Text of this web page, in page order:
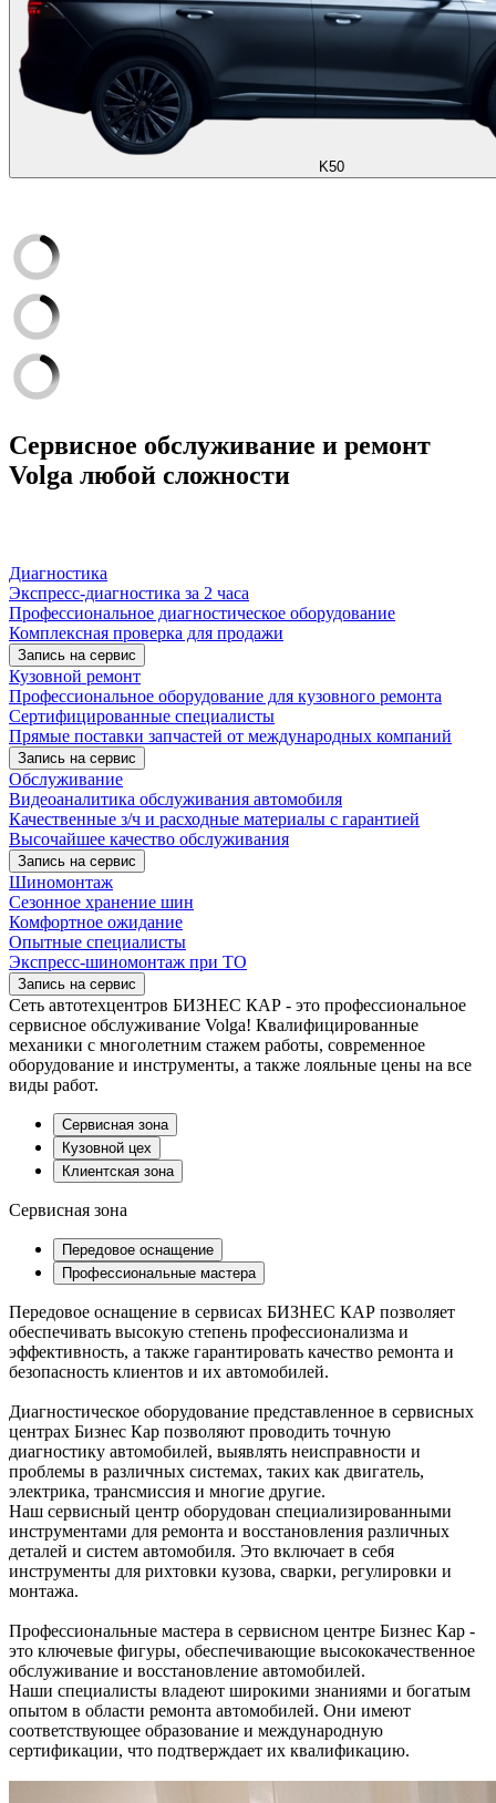
K50
Сервисное обслуживание и ремонт
Volga любой сложности
Диагностика
Экспресс-диагностика за 2 часа
Профессиональное диагностическое оборудование
Комплексная проверка для продажи
Запись на сервис
Кузовной ремонт
Профессиональное оборудование для кузовного ремонта
Сертифицированные специалисты
Прямые поставки запчастей от международных компаний
Запись на сервис
Обслуживание
Видеоаналитика обслуживания автомобиля
Качественные з/ч и расходные материалы с гарантией
Высочайшее качество обслуживания
Запись на сервис
Шиномонтаж
Сезонное хранение шин
Комфортное ожидание
Опытные специалисты
Экспресс-шиномонтаж при ТО
Запись на сервис
Сеть автотехцентров БИЗНЕС КАР - это профессиональное
сервисное обслуживание Volga! Квалифицированные
механики с многолетним стажем работы, современное
оборудование и инструменты, а также лояльные цены на все
виды работ.
Сервисная зона
Кузовной цех
Клиентская зона
Сервисная зона
Передовое оснащение
Профессиональные мастера
Передовое оснащение в сервисах БИЗНЕС КАР позволяет
обеспечивать высокую степень профессионализма и
эффективность, а также гарантировать качество ремонта и
безопасность клиентов и их автомобилей.
Диагностическое оборудование представленное в сервисных
центрах Бизнес Кар позволяют проводить точную
диагностику автомобилей, выявлять неисправности и
проблемы в различных системах, таких как двигатель,
электрика, трансмиссия и многие другие.
Наш сервисный центр оборудован специализированными
инструментами для ремонта и восстановления различных
деталей и систем автомобиля. Это включает в себя
инструменты для рихтовки кузова, сварки, регулировки и
монтажа.
Профессиональные мастера в сервисном центре Бизнес Кар -
это ключевые фигуры, обеспечивающие высококачественное
обслуживание и восстановление автомобилей.
Наши специалисты владеют широкими знаниями и богатым
опытом в области ремонта автомобилей. Они имеют
соответствующее образование и международную
сертификации, что подтверждает их квалификацию.